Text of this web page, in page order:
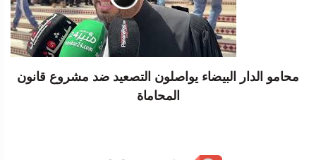
محامو الدار البيضاء يواصلون التصعيد ضد مشروع قانون
المحاماة